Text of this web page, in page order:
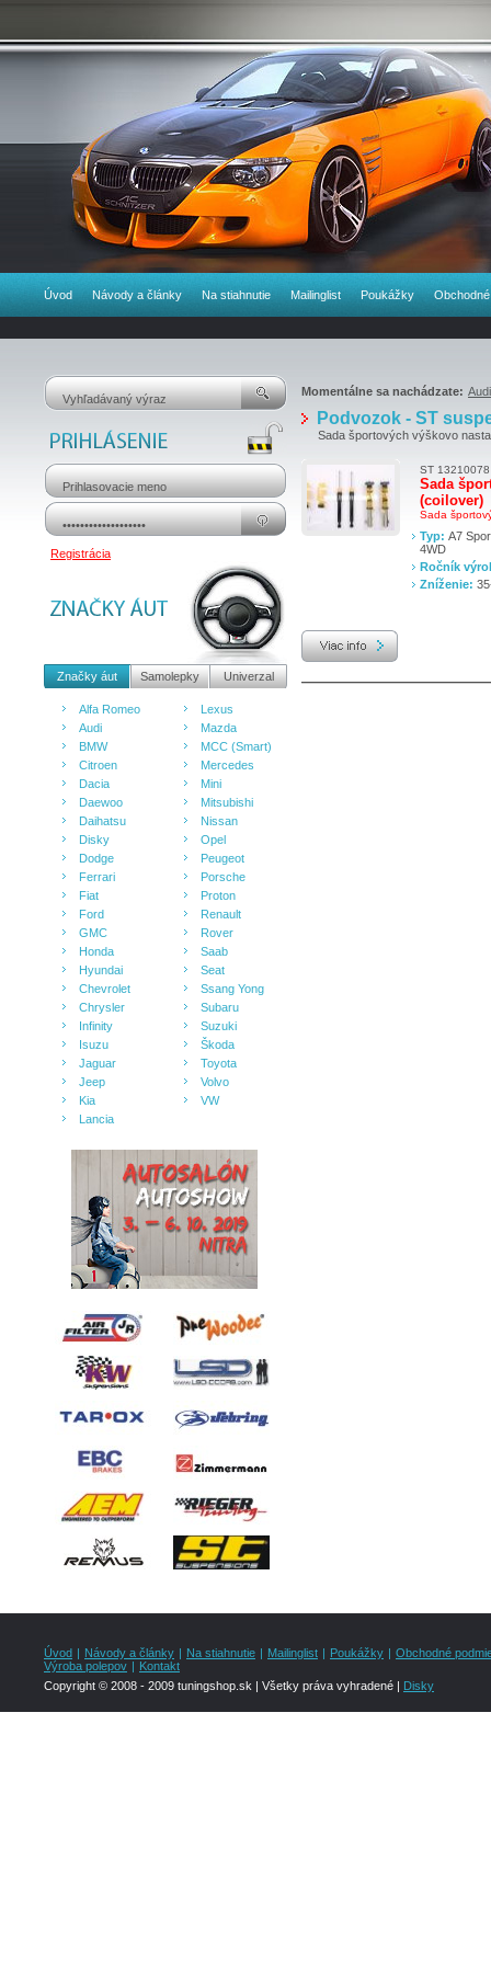
Úvod Návody a články Na stiahnutie Mailinglist Poukážky
Registrácia
Značky áut Samolepky Univerzal
Alfa Romeo
Audi
BMW
Citroen
Dacia
Daewoo
Daihatsu
Disky
Dodge
Ferrari
Fiat
Ford
GMC
Honda
Hyundai
Chevrolet
Chrysler
Infinity
Isuzu
Jaguar
Jeep
Kia
Lancia
Lexus
Mazda
MCC (Smart)
Mercedes
Mini
Mitsubishi
Nissan
Opel
Peugeot
Porsche
Proton
Renault
Rover
Saab
Seat
Ssang Yong
Subaru
Suzuki
Škoda
Toyota
Volvo
VW
Momentálne sa nachádzate: Audi
Podvozok - ST
Sada športových výškovo
ST 13210078
Sada
(coilover)
Sada
Typ: A7
4WD
Ročník
Zníženie:
Úvod | Návody a články | Na stiahnutie | Mailinglist | Poukážky | Obchodné
Výroba polepov | Kontakt
Copyright © 2008 - 2009 tuningshop.sk | Všetky práva vyhradené | Disky